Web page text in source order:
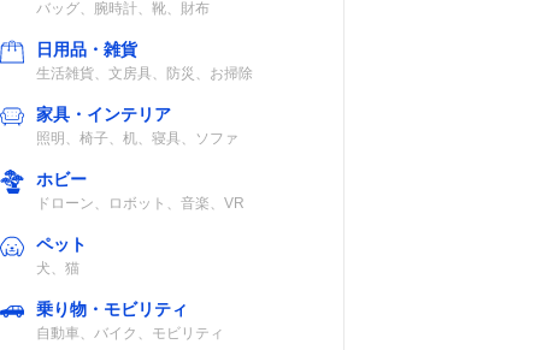
バッグ、腕時計、靴、財布
日用品・雑貨
生活雑貨、文房具、防災、お掃除
家具・インテリア
照明、椅子、机、寝具、ソファ
ホビー
ドローン、ロボット、音楽、VR
ペット
犬、猫
乗り物・モビリティ
自動車、バイク、モビリティ